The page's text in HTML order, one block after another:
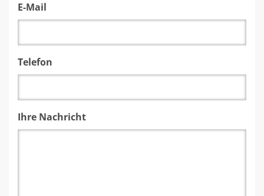
E-Mail
Telefon
Ihre Nachricht